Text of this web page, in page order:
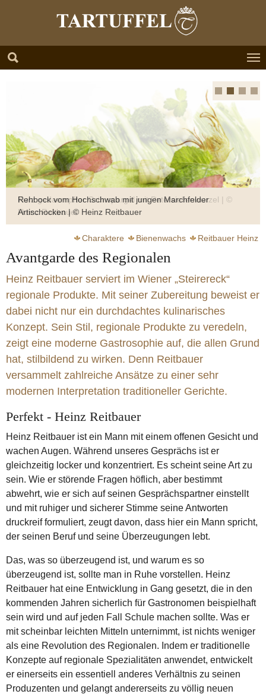
Rehbock vom Hochschwab mit jungen Marchfelder
Artischocken | © Heinz Reitbauer
Charaktere Bienenwachs Reitbauer Heinz
Avantgarde des Regionalen
Heinz Reitbauer serviert im Wiener „Steirereck“
regionale Produkte. Mit seiner Zubereitung beweist er
dabei nicht nur ein durchdachtes kulinarisches
Konzept. Sein Stil, regionale Produkte zu veredeln,
zeigt eine moderne Gastrosophie auf, die allen Grund
hat, stilbildend zu wirken. Denn Reitbauer
versammelt zahlreiche Ansätze zu einer sehr
modernen Interpretation traditioneller Gerichte.
Perfekt - Heinz Reitbauer
Heinz Reitbauer ist ein Mann mit einem offenen Gesicht und
wachen Augen. Während unseres Gesprächs ist er
gleichzeitig locker und konzentriert. Es scheint seine Art zu
sein. Wie er störende Fragen höflich, aber bestimmt
abwehrt, wie er sich auf seinen Gesprächspartner einstellt
und mit ruhiger und sicherer Stimme seine Antworten
druckreif formuliert, zeugt davon, dass hier ein Mann spricht,
der seinen Beruf und seine Überzeugungen lebt.
Das, was so überzeugend ist, und warum es so
überzeugend ist, sollte man in Ruhe vorstellen. Heinz
Reitbauer hat eine Entwicklung in Gang gesetzt, die in den
kommenden Jahren sicherlich für Gastronomen beispielhaft
sein wird und auf jeden Fall Schule machen sollte. Was er
mit scheinbar leichten Mitteln unternimmt, ist nichts weniger
als eine Revolution des Regionalen. Indem er traditionelle
Konzepte auf regionale Spezialitäten anwendet, entwickelt
er einerseits ein essentiell anderes Verhältnis zu seinen
Produzenten und gelangt andererseits zu völlig neuen